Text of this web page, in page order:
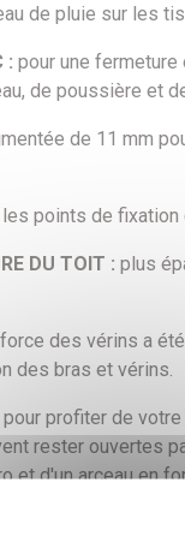
de pluie sur les
: pour une
de poussière et
de 11 mm
les points de fixation
DU TOIT : plus
des vérins a
des bras et vérins.
profiter de
rester ouvertes
et d'un arceau en